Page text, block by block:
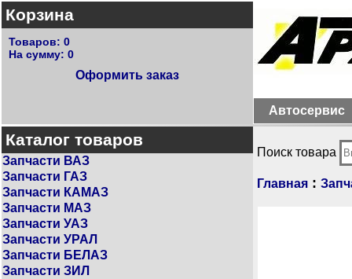
Корзина
Товаров: 0
На сумму: 0
Оформить заказ
Автосервис
Каталог товаров
Запчасти ВАЗ
Запчасти ГАЗ
Запчасти КАМАЗ
Запчасти МАЗ
Запчасти УАЗ
Запчасти УРАЛ
Запчасти БЕЛАЗ
Запчасти ЗИЛ
Поиск товара
Главная :